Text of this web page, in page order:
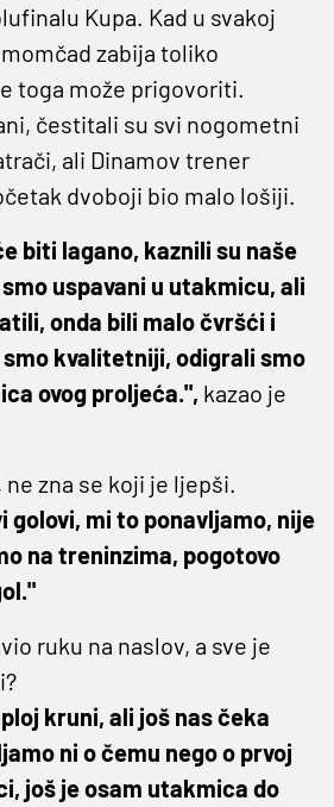
Kupa. Kad u svakoj
zabija toliko
toga može prigovoriti.
čestitali su svi nogometni
ali Dinamov trener
dvoboji bio malo lošiji.
biti lagano, kaznili su naše
uspavani u utakmicu, ali
onda bili malo čvršći i
smo kvalitetniji, odigrali smo
ovog proljeća.", kazao je
zna se koji je ljepši.
golovi, mi to ponavljamo, nije
na treninzima, pogotovo
ruku na naslov, a sve je
kruni, ali još nas čeka
ni o čemu nego o prvoj
još je osam utakmica do